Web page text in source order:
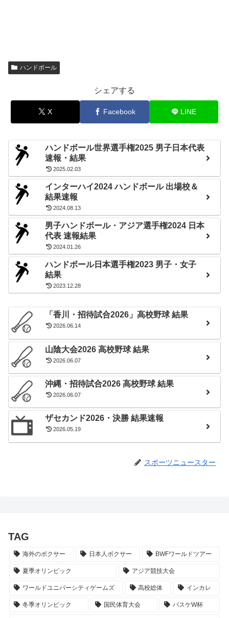
ハンドボール
シェアする
X Facebook LINE
ハンドボール世界選手権2025 男子日本代表
速報・結果
2025.02.03
インターハイ2024 ハンドボール 出場校＆
結果速報
2024.08.13
男子ハンドボール・アジア選手権2024 日本
代表 速報結果
2024.01.26
ハンドボール日本選手権2023 男子・女子
結果
2023.12.28
「香川・招待試合2026」高校野球 結果
2026.06.14
山陰大会2026 高校野球 結果
2026.06.07
沖縄・招待試合2026 高校野球 結果
2026.06.07
ザセカンド2026・決勝 結果速報
2026.05.19
スポーツニュースター
TAG
海外のボクサー 日本人ボクサー BWFワールドツアー
夏季オリンピック アジア競技大会
ワールドユニバーシティゲームズ 高校総体 インカレ
冬季オリンピック 国民体育大会 バスケW杯